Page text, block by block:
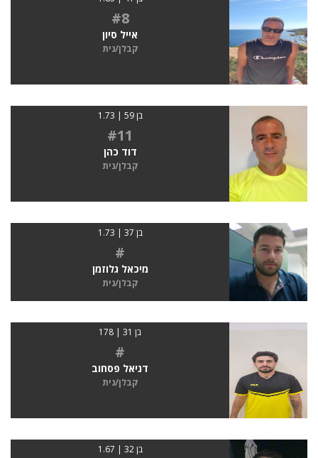
#8
אייל סיון
קבלן/נית
בן 59 | 1.73
#11
דוד כהן
קבלן/נית
בן 37 | 1.73
#
מיכאל גלוזמן
קבלן/נית
בן 31 | 178
#
דניאל פסחוב
קבלן/נית
בן 32 | 1.67